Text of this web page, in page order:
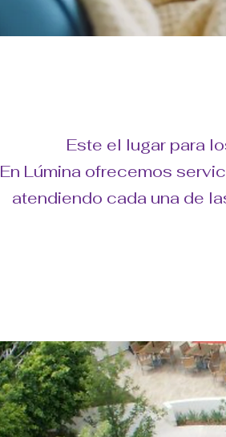
Este el lugar para
En Lúmina ofrecemos
atendiendo cada una de